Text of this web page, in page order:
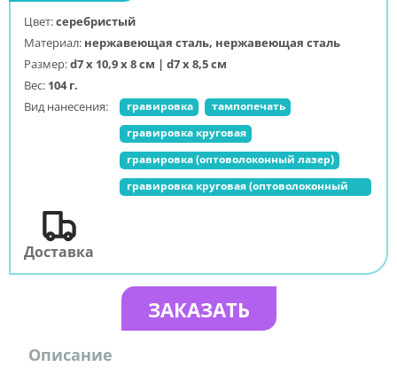
Цвет:серебристый
Материал: нержавеющая cталь, нержавеющая сталь
Размер:d7 х 10,9 х 8 см | d7 x 8,5 см
Вес: 104 г.
Вид нанесения:
гравировка
тампопечать
гравировка круговая
гравировка (оптоволоконный лазер)
гравировка круговая (оптоволоконный
лазер)
Доставка
ЗАКАЗАТЬ
Описание